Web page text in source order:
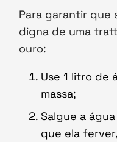
Para garantir que
digna de uma
ouro:
Use 1 litro de
massa;
Salgue a
que ela